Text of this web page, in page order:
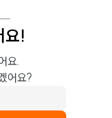
요!
요.
어요?